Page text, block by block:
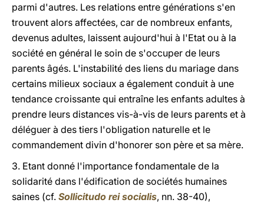
parmi d'autres. Les relations entre générations s'en
trouvent alors affectées, car de nombreux enfants,
devenus adultes, laissent aujourd'hui à l'Etat ou à la
société en général le soin de s'occuper de leurs
parents âgés. L'instabilité des liens du mariage dans
certains milieux sociaux a également conduit à une
tendance croissante qui entraîne les enfants adultes à
prendre leurs distances vis-à-vis de leurs parents et à
déléguer à des tiers l'obligation naturelle et le
commandement divin d'honorer son père et sa mère.
3. Etant donné l'importance fondamentale de la
solidarité dans l'édification de sociétés humaines
saines (cf. Sollicitudo rei socialis, nn. 38-40),